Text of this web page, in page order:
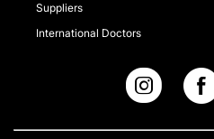
Suppliers
International Doctors